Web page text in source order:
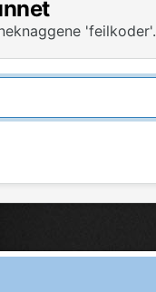
'feilkoder'.